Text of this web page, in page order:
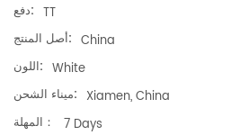
دفع: TT
أصل المنتج: China
اللون: White
ميناء الشحن: Xiamen, China
المهلة：
7 Days